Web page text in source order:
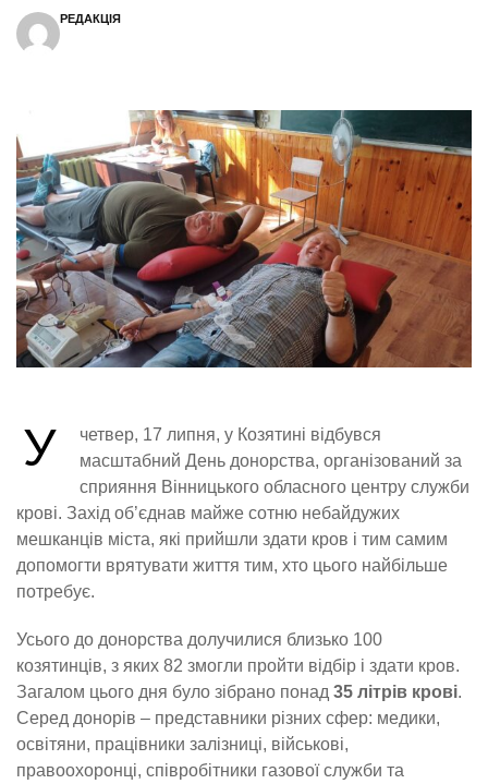
РЕДАКЦІЯ
У
четвер, 17 липня, у Козятині відбувся
масштабний День донорства, організований за
сприяння Вінницького обласного центру служби
крові. Захід об’єднав майже сотню небайдужих
мешканців міста, які прийшли здати кров і тим самим
допомогти врятувати життя тим, хто цього найбільше
потребує.
Усього до донорства долучилися близько 100
козятинців, з яких 82 змогли пройти відбір і здати кров.
Загалом цього дня було зібрано понад 35 літрів крові.
Серед донорів – представники різних сфер: медики,
освітяни, працівники залізниці, військові,
правоохоронці, співробітники газової служби та